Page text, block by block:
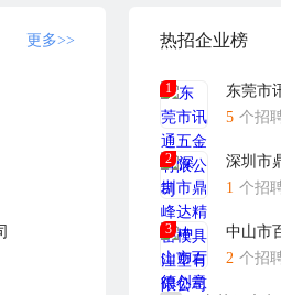
界朋友一道，携手共创辉煌。
更多>> 热招企业榜
1
东莞市
5 个招
2
深圳市
1 个招
3
中山市
2 个招